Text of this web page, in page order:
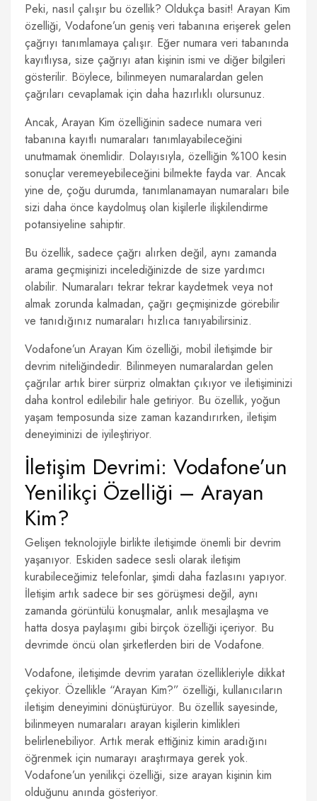
Peki, nasıl çalışır bu özellik? Oldukça basit! Arayan Kim
özelliği, Vodafone’un geniş veri tabanına erişerek gelen
çağrıyı tanımlamaya çalışır. Eğer numara veri tabanında
kayıtlıysa, size çağrıyı atan kişinin ismi ve diğer bilgileri
gösterilir. Böylece, bilinmeyen numaralardan gelen
çağrıları cevaplamak için daha hazırlıklı olursunuz.
Ancak, Arayan Kim özelliğinin sadece numara veri
tabanına kayıtlı numaraları tanımlayabileceğini
unutmamak önemlidir. Dolayısıyla, özelliğin %100 kesin
sonuçlar veremeyebileceğini bilmekte fayda var. Ancak
yine de, çoğu durumda, tanımlanamayan numaraları bile
sizi daha önce kaydolmuş olan kişilerle ilişkilendirme
potansiyeline sahiptir.
Bu özellik, sadece çağrı alırken değil, aynı zamanda
arama geçmişinizi incelediğinizde de size yardımcı
olabilir. Numaraları tekrar tekrar kaydetmek veya not
almak zorunda kalmadan, çağrı geçmişinizde görebilir
ve tanıdığınız numaraları hızlıca tanıyabilirsiniz.
Vodafone’un Arayan Kim özelliği, mobil iletişimde bir
devrim niteliğindedir. Bilinmeyen numaralardan gelen
çağrılar artık birer sürpriz olmaktan çıkıyor ve iletişiminizi
daha kontrol edilebilir hale getiriyor. Bu özellik, yoğun
yaşam temposunda size zaman kazandırırken, iletişim
deneyiminizi de iyileştiriyor.
İletişim Devrimi: Vodafone’un
Yenilikçi Özelliği – Arayan
Kim?
Gelişen teknolojiyle birlikte iletişimde önemli bir devrim
yaşanıyor. Eskiden sadece sesli olarak iletişim
kurabileceğimiz telefonlar, şimdi daha fazlasını yapıyor.
İletişim artık sadece bir ses görüşmesi değil, aynı
zamanda görüntülü konuşmalar, anlık mesajlaşma ve
hatta dosya paylaşımı gibi birçok özelliği içeriyor. Bu
devrimde öncü olan şirketlerden biri de Vodafone.
Vodafone, iletişimde devrim yaratan özellikleriyle dikkat
çekiyor. Özellikle “Arayan Kim?” özelliği, kullanıcıların
iletişim deneyimini dönüştürüyor. Bu özellik sayesinde,
bilinmeyen numaraları arayan kişilerin kimlikleri
belirlenebiliyor. Artık merak ettiğiniz kimin aradığını
öğrenmek için numarayı araştırmaya gerek yok.
Vodafone’un yenilikçi özelliği, size arayan kişinin kim
olduğunu anında gösteriyor.